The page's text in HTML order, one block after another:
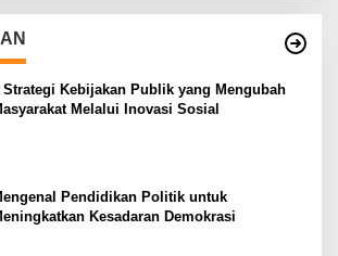
Strategi Kebijakan Publik yang Mengubah
Melalui Inovasi Sosial
Pendidikan Politik untuk
Kesadaran Demokrasi